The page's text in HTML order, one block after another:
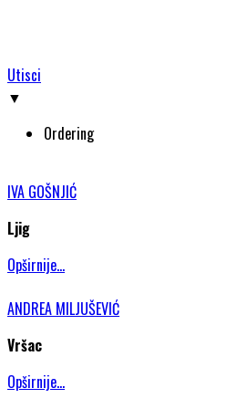
Utisci
▼
Ordering
IVA GOŠNJIĆ
Ljig
Opširnije...
ANDREA MILJUŠEVIĆ
Vršac
Opširnije...